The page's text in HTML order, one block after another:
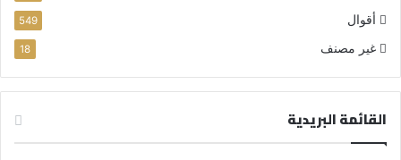
أقوال 549
غير مصنف 18
القائمة البريدية